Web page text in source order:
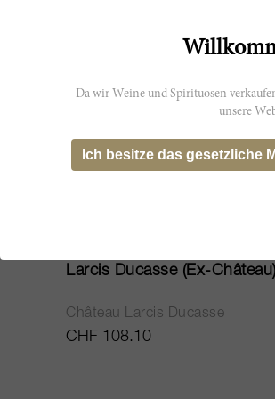
Larcis Ducasse (Ex-
Château Larcis Ducasse
CHF 108.10
Da wir Weine und Spirituosen
unsere
Ich besitze das gesetzliche